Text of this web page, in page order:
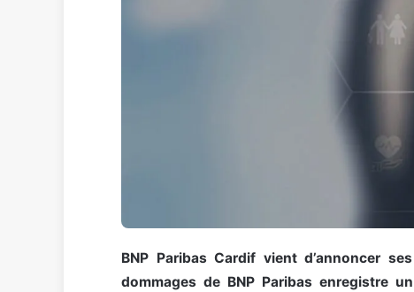
BNP Paribas Cardif vient d’annoncer
dommages de BNP Paribas enregistre